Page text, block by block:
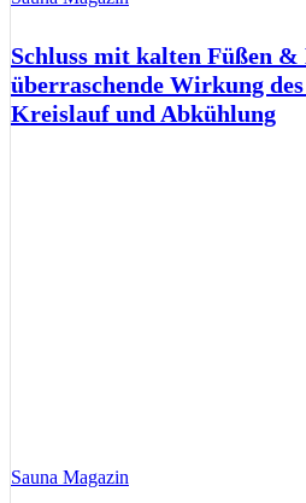
Schluss mit kalten Füßen &
überraschende Wirkung
Kreislauf und Abkühlung
Sauna Magazin